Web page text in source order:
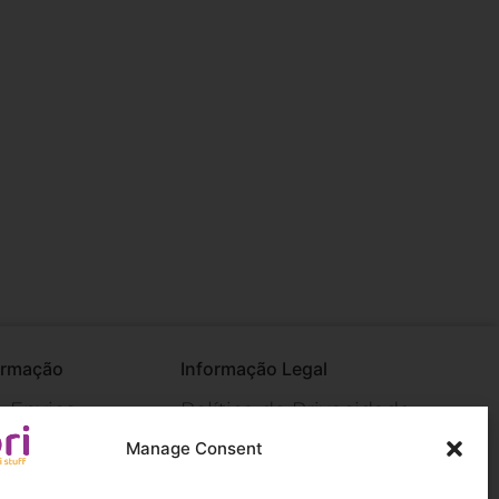
Manage Consent
Envios
Informação Legal
Política de Privacidade
Termos e Condições